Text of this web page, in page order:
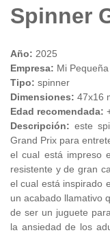
Spinner
Año: 2025
Empresa: Mi
Tipo: spinner
Dimensiones: 47x16
Edad recomendada:
Descripción: este
Grand Prix para
el cual está impreso
resistente y de gran
el cual está inspirado
un acabado llamativo
de ser un juguete
la ansiedad de los